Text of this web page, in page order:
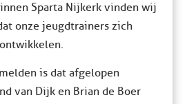
Sparta Nijkerk vinden wij
onze jeugdtrainers zich
is dat afgelopen
van Dijk en Brian de Boer